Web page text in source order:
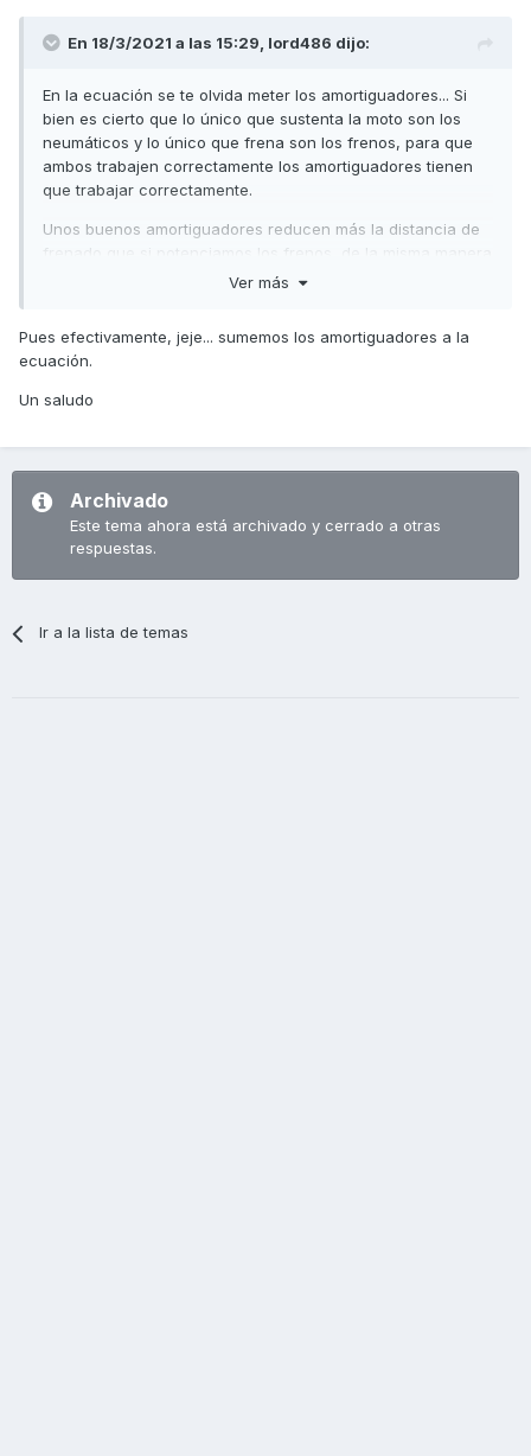
En 18/3/2021 a las 15:29, lord486 dijo:
En la ecuación se te olvida meter los amortiguadores... Si
bien es cierto que lo único que sustenta la moto son los
neumáticos y lo único que frena son los frenos, para que
ambos trabajen correctamente los amortiguadores tienen
que trabajar correctamente.
Unos buenos amortiguadores reducen más la distancia de
frenado que si potenciamos los frenos, de la misma manera
que unos buenos neumáticos ponen en evidencia unos
Saludos,
Ver más
Pues efectivamente, jeje... sumemos los amortiguadores a la
ecuación.
Un saludo
Archivado
Este tema ahora está archivado y cerrado a otras
respuestas.
Ir a la lista de temas